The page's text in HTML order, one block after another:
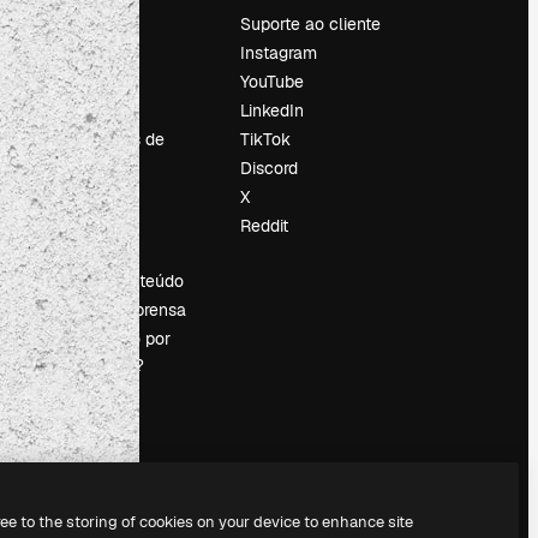
Preços
Sobre nós
Reviews
Emprego
Tendências de
pesquisa
Blog
Eventos
Slidesgo
Vender conteúdo
Sala de imprensa
Procurando por
magnific.ai?
Suporte ao cliente
Instagram
YouTube
LinkedIn
TikTok
Discord
X
Reddit
to the storing of cookies on your device to enhance site